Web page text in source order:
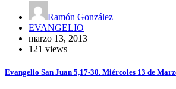
Ramón González
EVANGELIO
marzo 13, 2013
121 views
Evangelio San Juan 5,17-30. Miércoles 13 de